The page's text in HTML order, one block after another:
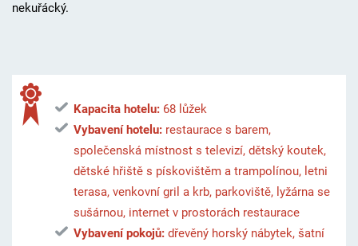
nekuřácký.
Kapacita hotelu:68 lůžek
Vybavení hotelu:restaurace s barem,
společenská místnost s televizí, dětský koutek,
dětské hřiště s pískovištěm a trampolínou, letni
terasa, venkovní gril a krb, parkoviště, lyžárna se
sušárnou, internet v prostorách restaurace
Vybavení pokojů:dřevěný horský nábytek, šatní